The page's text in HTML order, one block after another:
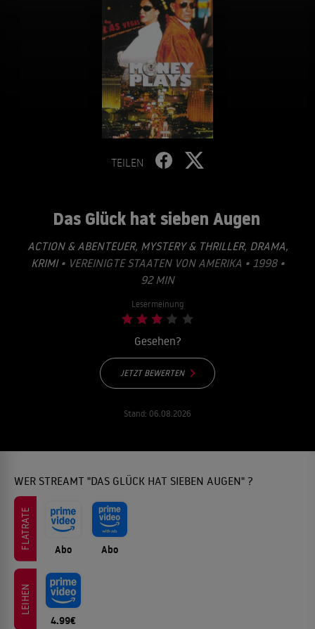
TEILEN
Das Glück hat sieben Augen
ACTION & ABENTEUER, MYSTERY & THRILLER, DRAMA,
KRIMI• VEREINIGTE STAATEN VON AMERIKA • 1998 •
92 MIN
Lesermeinung
Gesehen?
JETZT BEWERTEN
Stand: 06.08.2026
WER STREAMT "DAS GLÜCK HAT SIEBEN AUGEN" ?
FLATRATE Abo Abo
LEIHEN
4.99€